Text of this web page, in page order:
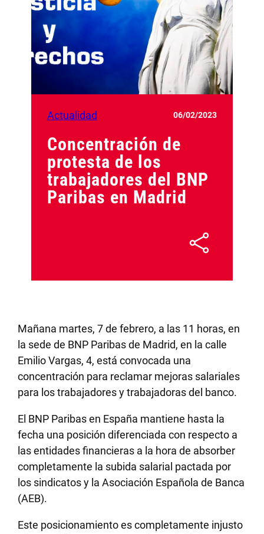
Actualidad 06/02/2023
Concentración de
protesta de los
trabajadores del BNP
Paribas en Madrid
Mañana martes, 7 de febrero, a las 11 horas, en
la sede de BNP Paribas de Madrid, en la calle
Emilio Vargas, 4, está convocada una
concentración para reclamar mejoras salariales
para los trabajadores y trabajadoras del banco.
El BNP Paribas en España mantiene hasta la
fecha una posición diferenciada con respecto a
las entidades financieras a la hora de absorber
completamente la subida salarial pactada por
los sindicatos y la Asociación Española de Banca
(AEB).
Este posicionamiento es completamente injusto